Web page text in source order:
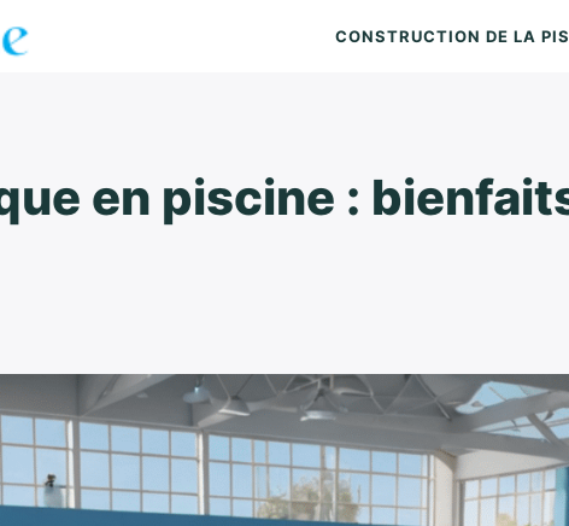
CONSTRUCTION DE LA
en piscine :